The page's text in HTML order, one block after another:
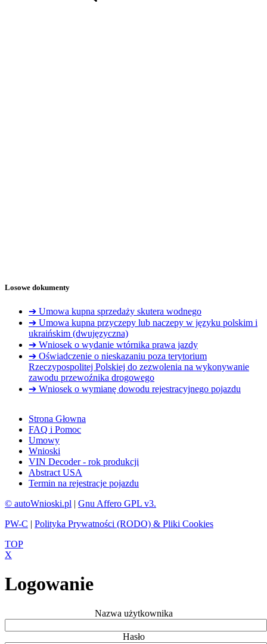
Losowe dokumenty
➔ Umowa kupna sprzedaży skutera wodnego
➔ Umowa kupna przyczepy lub naczepy w języku polskim i
ukraińskim (dwujęzyczna)
➔ Wniosek o wydanie wtórnika prawa jazdy
➔ Oświadczenie o nieskazaniu poza terytorium
Rzeczypospolitej Polskiej do zezwolenia na wykonywanie
zawodu przewoźnika drogowego
➔ Wniosek o wymianę dowodu rejestracyjnego pojazdu
Strona Głowna
FAQ i Pomoc
Umowy
Wnioski
VIN Decoder - rok produkcji
Abstract USA
Termin na rejestracje pojazdu
© autoWnioski.pl | Gnu Affero GPL v3.
PW-C | Polityka Prywatności (RODO) & Pliki Cookies
TOP
X
Logowanie
Nazwa użytkownika
Hasło